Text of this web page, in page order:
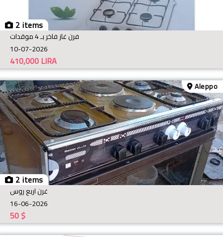
2 items
فرن غاز فاخر بـ 4 موقدات
10-07-2026
LIRA
410,000
2 items
Aleppo
غرن اربع روس
16-06-2026
$
50